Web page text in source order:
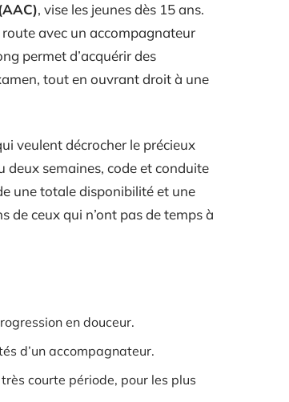
, vise les jeunes dès 15 ans.
avec un accompagnateur
permet d’acquérir des
tout en ouvrant droit à une
veulent décrocher le précieux
deux semaines, code et conduite
une totale disponibilité et une
de ceux qui n’ont pas de temps à
en douceur.
d’un accompagnateur.
courte période, pour les plus